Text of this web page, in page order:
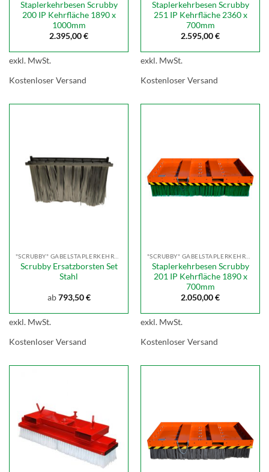
Staplerkehrbesen Scrubby
200 IP Kehrfläche 1890 x
1000mm
2.395,00€
exkl. MwSt.
Kostenloser Versand
Staplerkehrbesen Scrubby
251 IP Kehrfläche 2360 x
700mm
2.595,00€
exkl. MwSt.
Kostenloser Versand
Scrubby Ersatzborsten Set
Stahl
ab793,50€
exkl. MwSt.
Kostenloser Versand
Staplerkehrbesen Scrubby
201 IP Kehrfläche 1890 x
700mm
2.050,00€
exkl. MwSt.
Kostenloser Versand